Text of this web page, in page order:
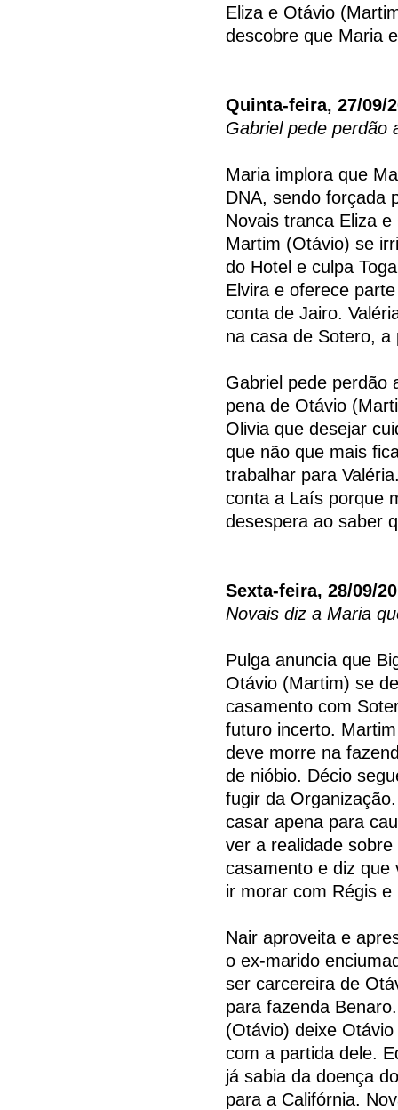
Eliza e Otávio
descobre que Maria
Quinta-feira, 27/09/
Gabriel pede perdão
Maria implora que
DNA, sendo forçada
Novais tranca Eliza
Martim (Otávio) se
do Hotel e culpa
Elvira e oferece
conta de Jairo.
na casa de Sotero, a
Gabriel pede perdão
pena de Otávio
Olivia que desejar
que não que mais
trabalhar para
conta a Laís porque
desespera ao saber
Sexta-feira, 28/09/
Novais diz a Maria
Pulga anuncia que
Otávio (Martim) se
casamento com
futuro incerto.
deve morre na
de nióbio. Décio
fugir da
casar apena para
ver a realidade
casamento e diz que
ir morar com Régis
Nair aproveita e
o ex-marido
ser carcereira de
para fazenda
(Otávio) deixe
com a partida dele.
já sabia da doença
para a Califórnia.